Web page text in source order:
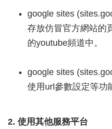
google sites
存放仿冒官方網站的
的youtube頻道中。
google sites
使用url參數設定等功
2. 使用其他服務平台